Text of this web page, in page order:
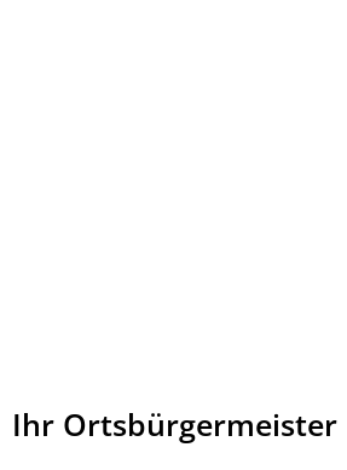
Ihr Ortsbürgermeister